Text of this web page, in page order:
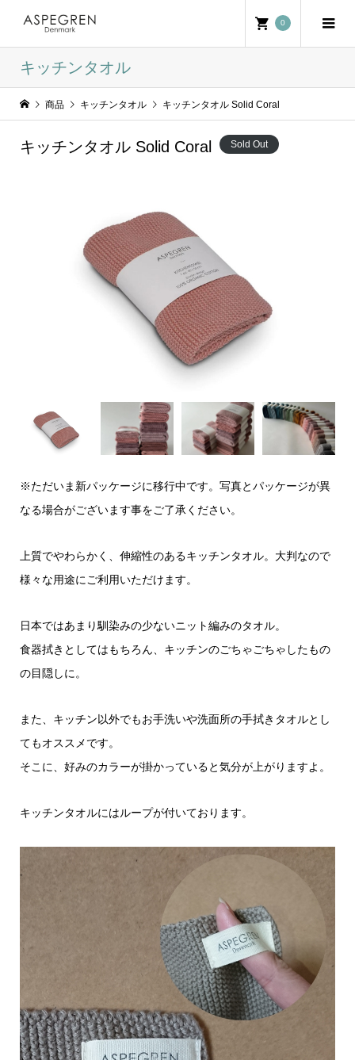
0
キッチンタオル
商品 キッチンタオル キッチンタオル Solid Coral
キッチンタオル Solid Coral Sold Out
※ただいま新パッケージに移行中です。写真とパッケージが異
なる場合がございます事をご了承ください。
上質でやわらかく、伸縮性のあるキッチンタオル。大判なので
様々な用途にご利用いただけます。
日本ではあまり馴染みの少ないニット編みのタオル。
食器拭きとしてはもちろん、キッチンのごちゃごちゃしたもの
の目隠しに。
また、キッチン以外でもお手洗いや洗面所の手拭きタオルとし
てもオススメです。
そこに、好みのカラーが掛かっていると気分が上がりますよ。
キッチンタオルにはループが付いております。